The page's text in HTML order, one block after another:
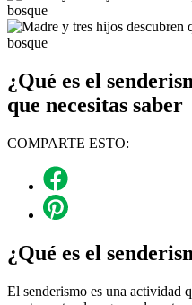
¿Qué es el
que necesitas saber
COMPARTE ESTO:
¿Qué es el
El senderismo es una actividad